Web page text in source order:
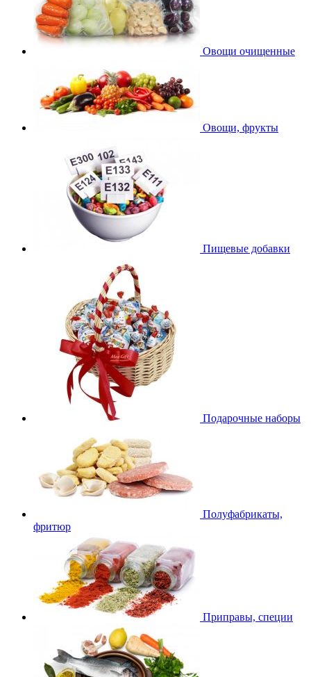
Овощи очищенные
Овощи, фрукты
Пищевые добавки
Подарочные наборы
Полуфабрикаты,
фритюр
Приправы, специи